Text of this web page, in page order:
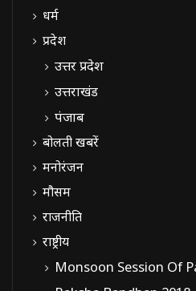
धर्म
प्रदेश
उत्तर प्रदेश
उत्तराखंड
पंजाब
बोलती खबरें
मनोरंजन
मौसम
राजनीति
राष्ट्रीय
Monsoon Session Of